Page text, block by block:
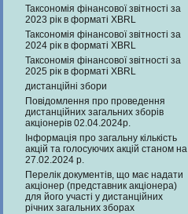
Таксономія фінансової звітності за
2023 рік в форматі XBRL
Таксономія фінансової звітності за
2024 рік в форматі XBRL
Таксономія фінансової звітності за
2025 рік в форматі XBRL
дистанційні збори
Повідомлення про проведення
дистанційних загальних зборів
акціонерів 02.04.2024р.
Інформація про загальну кількість
акцій та голосуючих акцій станом на
27.02.2024 р.
Перелік документів, що має надати
акціонер (представник акціонера)
для його участі у дистанційних
річних загальних зборах